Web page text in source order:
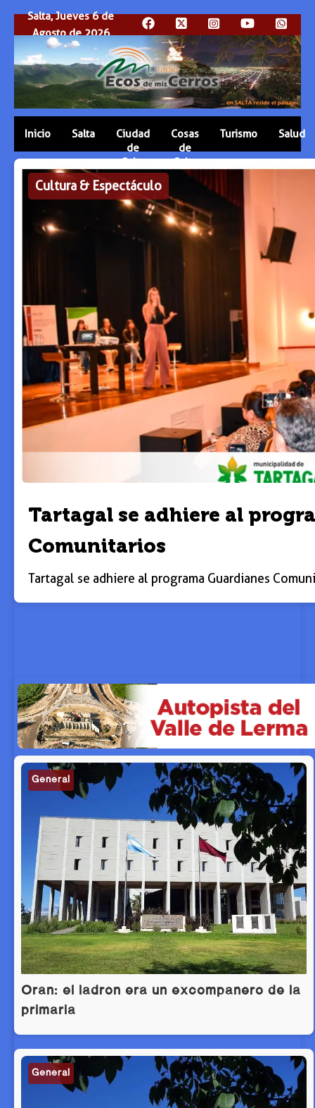
Salta, Jueves 6 de
Agosto de 2026
Inicio Salta
Ciudad
de
Salta
Cosas
de
Salta
Turismo Salud
Cultura & Espectáculo
Tartagal se adhiere al
Comunitarios
Tartagal se adhiere al programa Guardianes
General
Orán: el ladrón era un excompañero de la
primaria
General